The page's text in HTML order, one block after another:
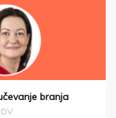
branja